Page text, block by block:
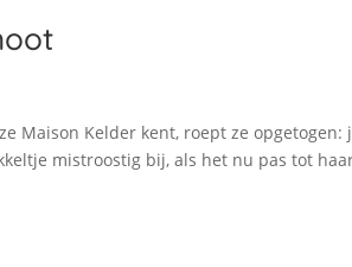
Maison Kelder kent, roept ze opgetogen:
mistroostig bij, als het nu pas tot